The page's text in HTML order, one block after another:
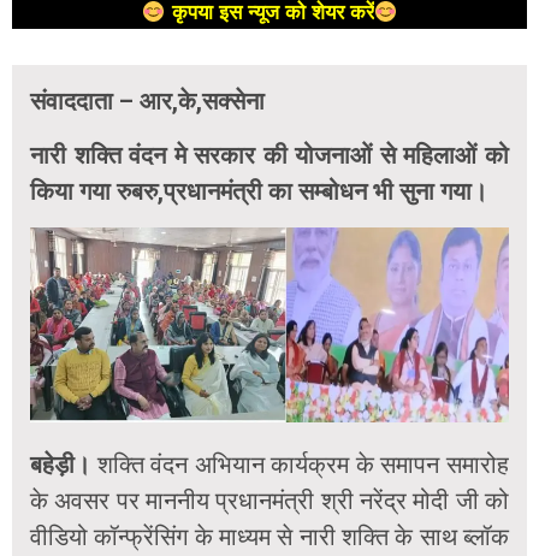
कृपया इस न्यूज को शेयर करें
संवाददाता – आर,के,सक्सेना
नारी शक्ति वंदन मे सरकार की योजनाओं से महिलाओं को
किया गया रुबरु,प्रधानमंत्री का सम्बोधन भी सुना गया।
बहेड़ी। शक्ति वंदन अभियान कार्यक्रम के समापन समारोह
के अवसर पर माननीय प्रधानमंत्री श्री नरेंद्र मोदी जी को
वीडियो कॉन्फ्रेंसिंग के माध्यम से नारी शक्ति के साथ ब्लॉक